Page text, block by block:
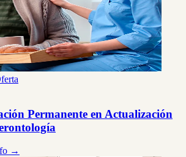
Permanente en Actualización
→